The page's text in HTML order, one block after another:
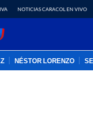
NOTICIAS CARACOL EN VIVO
NÉSTOR LORENZO